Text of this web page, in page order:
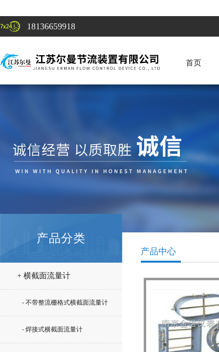
18136659918
首页
产品分类
+ 横截面流量计
- 不带整流栅格式横截面流量计
- 焊接式横截面流量计
产品中心